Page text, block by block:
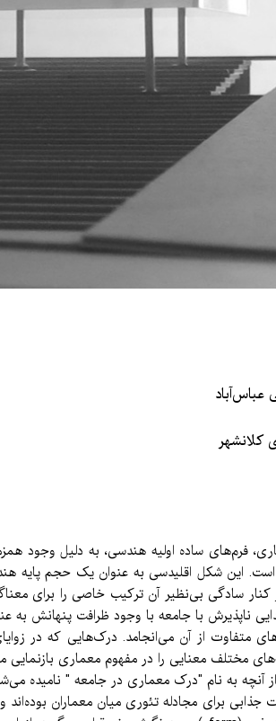
عباس‌آباد
کلانشهر
فرم‌های ساده اولیه هندسی، به دلیل وجود
این شکل اقلیدسی به عنوان یک حجم پایه
سادگی بی‌نظیر آن ترکیب خاصی را برای
ناپذیرش با جامعه با وجود ظرافت پنهانش
متفاوت از آن می‌انجامد. درک‌هایی که در
مختلف معنایی را در مفهوم معماری
آنچه به نام "درک معماری در جامعه " نامیده
جذابی برای مجادله تئوری میان معماران